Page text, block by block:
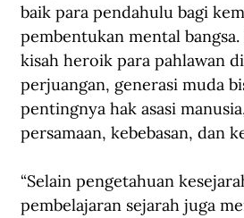
baik para pendahulu bagi
pembentukan mental
kisah heroik para pahlawan
perjuangan, generasi muda
pentingnya hak asasi
persamaan, kebebasan, dan
“Selain pengetahuan
pembelajaran sejarah juga